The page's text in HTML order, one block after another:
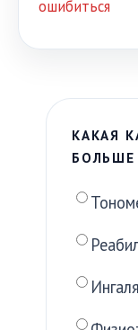
ошибиться
КАКАЯ
БОЛЬШЕ